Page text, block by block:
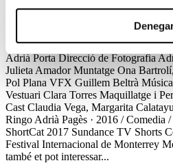
Adrià Pagès · 2016 / Comedia
DireccióAdrià Pagès GuióAdrià
Adrià Porta Direcció de Fotografia
Julieta Amador Muntatge Ona
Pol Plana VFX Guillem Beltrà Música
Vestuari Clara Torres Maquillatge i
Cast Claudia Vega, Margarita
Ringo Adrià Pagès · 2016 / Comedia
ShortCat 2017 Sundance TV Shorts
Festival Internacional de Monterrey
també et pot interessar...